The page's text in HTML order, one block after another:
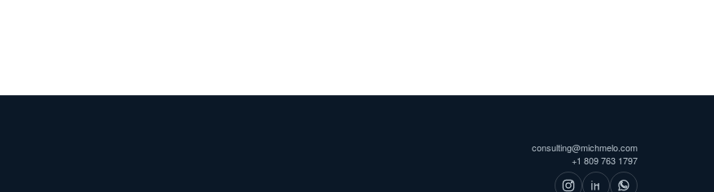
consulting@michmelo.com
+1 809 763 1797